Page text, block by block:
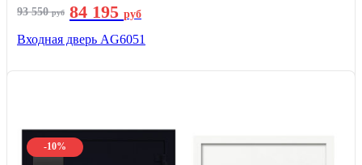
93 550руб 84 195 руб
Входная дверь AG6051
-10%